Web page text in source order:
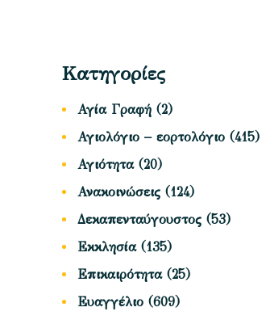
Κατηγορίες
Αγία Γραφή (2)
Αγιολόγιο – εορτολόγιο (415)
Αγιότητα(20)
Ανακοινώσεις (124)
Δεκαπενταύγουστος (53)
Εκκλησία(135)
Επικαιρότητα(25)
Ευαγγέλιο (609)